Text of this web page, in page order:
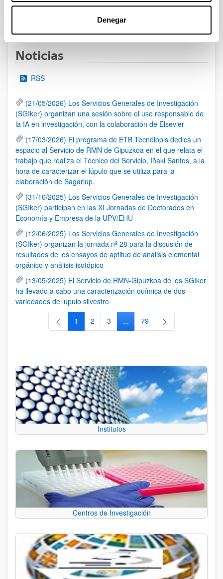
Denegar
Páginas intermedias Use TAB para desplazarse.
PáginaPágina
13 14
Noticias
RSS
(21/05/2026) Los Servicios Generales de Investigación
(SGIker) organizan una sesión sobre el uso responsable de
la IA en investigación, con la colaboración de Elsevier
(17/03/2026) El programa de ETB Tecnólopis dedica un
espacio al Servicio de RMN de Gipuzkoa en el que relata el
trabajo que realiza el Técnico del Servicio, Iñaki Santos, a la
hora de caracterizar el lúpulo que se utiliza para la
elaboración de Sagarlup.
(31/10/2025) Los Servicios Generales de Investigación
(SGIker) participan en las XI Jornadas de Doctorados en
Economía y Empresa de la UPV/EHU
(12/06/2025) Los Servicios Generales de Investigación
(SGIker) organizan la jornada nº 28 para la discusión de
resultados de los ensayos de aptitud de análisis elemental
orgánico y análisis isotópico
(13/05/2025) El Servicio de RMN-Gipuzkoa de los SGIker
ha llevado a cabo una caracterización química de dos
variedades de lúpulo silvestre
Página
1 Página
2 Página
3 ...Páginas intermedias Use TAB
Página
79
Institutos
Centros de Investigación